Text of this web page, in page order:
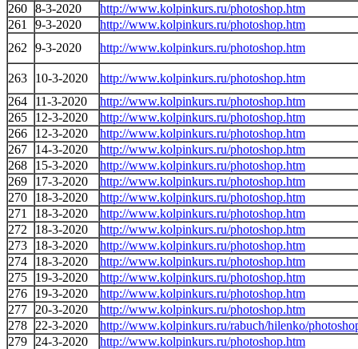
260 8-3-2020
http://www.kolpinkurs.ru/photoshop.htm
261
9-3-2020
http://www.kolpinkurs.ru/photoshop.htm
262
9-3-2020 http://www.kolpinkurs.ru/photoshop.htm
263 10-3-2020
http://www.kolpinkurs.ru/photoshop.htm
264
11-3-2020
http://www.kolpinkurs.ru/photoshop.htm
265
12-3-2020
http://www.kolpinkurs.ru/photoshop.htm
266
12-3-2020
http://www.kolpinkurs.ru/photoshop.htm
267
14-3-2020
http://www.kolpinkurs.ru/photoshop.htm
268
15-3-2020
http://www.kolpinkurs.ru/photoshop.htm
269
17-3-2020
http://www.kolpinkurs.ru/photoshop.htm
270
18-3-2020
http://www.kolpinkurs.ru/photoshop.htm
271
18-3-2020
http://www.kolpinkurs.ru/photoshop.htm
272
18-3-2020
http://www.kolpinkurs.ru/photoshop.htm
273
18-3-2020
http://www.kolpinkurs.ru/photoshop.htm
274
18-3-2020
http://www.kolpinkurs.ru/photoshop.htm
275
19-3-2020
http://www.kolpinkurs.ru/photoshop.htm
276
19-3-2020
http://www.kolpinkurs.ru/photoshop.htm
277
20-3-2020
http://www.kolpinkurs.ru/photoshop.htm
278
22-3-2020
http://www.kolpinkurs.ru/rabuch/hilenko/
279
24-3-2020
http://www.kolpinkurs.ru/photoshop.htm